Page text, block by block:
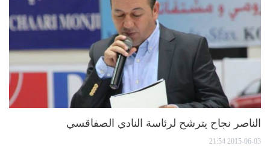
الناصر نجاح يترشح لرئاسة النادي الصفاقسي
2015-06-03 21:54